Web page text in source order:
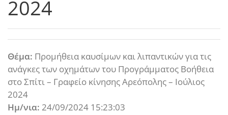
2024
Θέμα: Προμήθεια καυσίμων και λιπαντικών για τις
ανάγκες των οχημάτων του Προγράμματος Βοήθεια
στο Σπίτι – Γραφείο κίνησης Αρεόπολης – Ιούλιος
2024
Ημ/νια: 24/09/2024 15:23:03